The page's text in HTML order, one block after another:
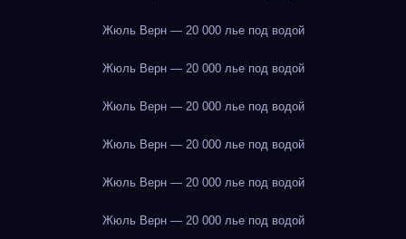
Жюль Верн — 20 000 лье под водой
Жюль Верн — 20 000 лье под водой
Жюль Верн — 20 000 лье под водой
Жюль Верн — 20 000 лье под водой
Жюль Верн — 20 000 лье под водой
Жюль Верн — 20 000 лье под водой